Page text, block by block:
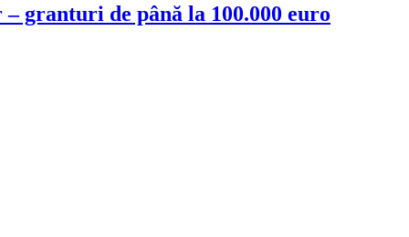
granturi de până la 100.000 euro